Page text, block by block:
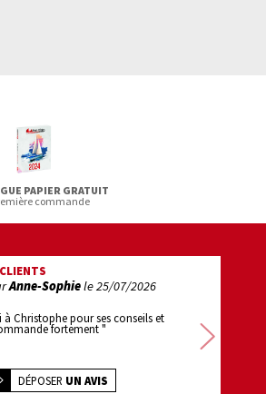
PAPIER GRATUIT
commande
Anne-Sophiele25/07/2026
à Christophe pour ses conseils et
fortement " efficace . bravo "
DÉPOSER UN AVIS